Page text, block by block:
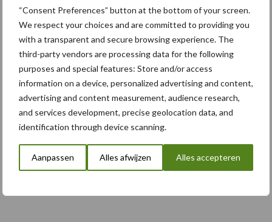
“Consent Preferences” button at the bottom of your screen.
We respect your choices and are committed to providing you
with a transparent and secure browsing experience. The
third-party vendors are processing data for the following
purposes and special features: Store and/or access
information on a device, personalized advertising and content,
advertising and content measurement, audience research,
and services development, precise geolocation data, and
identification through device scanning.
Aanpassen Alles afwijzen Alles accepteren
Pöttinger introduceert compacte
dubbelrotor-zwadhark in de hef
Toon meer